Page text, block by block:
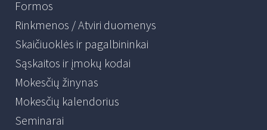
Formos
Rinkmenos / Atviri duomenys
Skaičiuoklės ir pagalbininkai
Sąskaitos ir įmokų kodai
Mokesčių žinynas
Mokesčių kalendorius
Seminarai